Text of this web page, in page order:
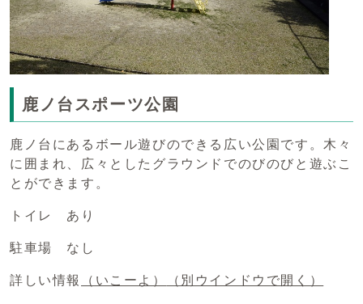
鹿ノ台スポーツ公園
鹿ノ台にあるボール遊びのできる広い公園です。木々
に囲まれ、広々としたグラウンドでのびのびと遊ぶこ
とができます。
トイレ あり
駐車場 なし
詳しい情報 （いこーよ） （別ウインドウで開く）